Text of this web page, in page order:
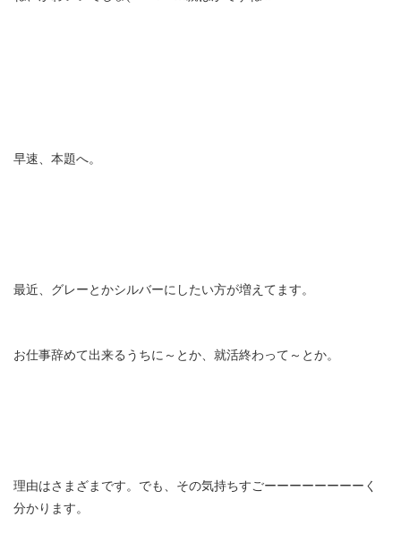
早速、本題へ。
最近、グレーとかシルバーにしたい方が増えてます。
お仕事辞めて出来るうちに～とか、就活終わって～とか。
理由はさまざまです。でも、その気持ちすごーーーーーーーーく
分かります。